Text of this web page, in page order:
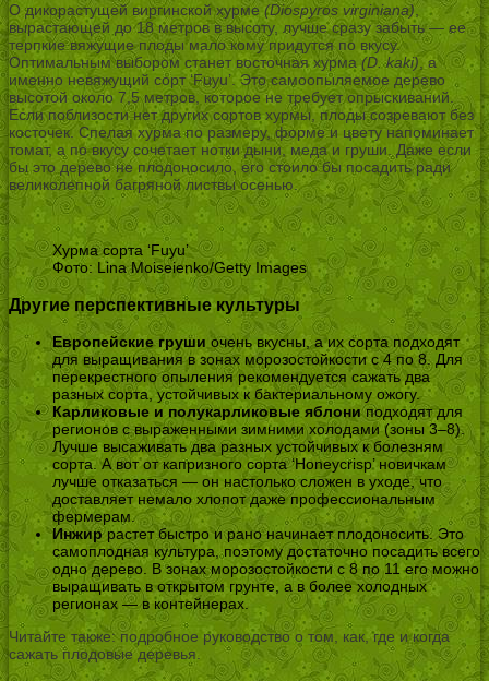
О дикорастущей виргинской хурме(Diospyros virginiana),
вырастающей до 18 метров в высоту, лучше сразу забыть — ее
терпкие вяжущие плоды мало кому придутся по вкусу.
Оптимальным выбором станет восточная хурма(D. kaki), а
именно невяжущий сорт ‘Fuyu’. Это самоопыляемое дерево
высотой около 7,5 метров, которое не требует опрыскиваний.
Если поблизости нет других сортов хурмы, плоды созревают без
косточек. Спелая хурма по размеру, форме и цвету напоминает
томат, а по вкусу сочетает нотки дыни, меда и груши. Даже если
бы это дерево не плодоносило, его стоило бы посадить ради
великолепной багряной листвы осенью.
Хурма сорта ‘Fuyu’
Фото: Lina Moiseienko/Getty Images
Другие перспективные культуры
Европейские груши очень вкусны, а их сорта подходят
для выращивания в зонах морозостойкости с 4 по 8. Для
перекрестного опыления рекомендуется сажать два
разных сорта, устойчивых к бактериальному ожогу.
Карликовые и полукарликовые яблониподходят для
регионов с выраженными зимними холодами (зоны 3–8).
Лучше высаживать два разных устойчивых к болезням
сорта. А вот от капризного сорта ‘Honeycrisp’ новичкам
лучше отказаться — он настолько сложен в уходе, что
доставляет немало хлопот даже профессиональным
фермерам.
Инжиррастет быстро и рано начинает плодоносить. Это
самоплодная культура, поэтому достаточно посадить всего
одно дерево. В зонах морозостойкости с 8 по 11 его можно
выращивать в открытом грунте, а в более холодных
регионах — в контейнерах.
Читайте также: подробное руководство о том, как, где и когда
сажать плодовые деревья.